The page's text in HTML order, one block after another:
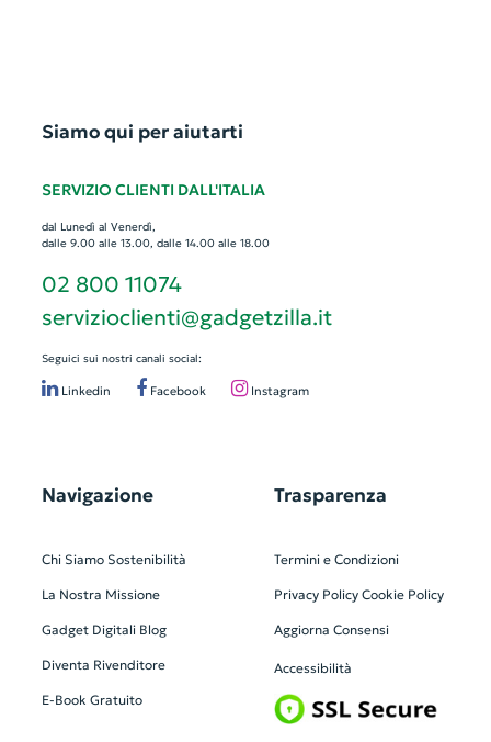
Siamo qui per aiutarti
SERVIZIO CLIENTI DALL'ITALIA
dal Lunedì al Venerdì,
dalle 9.00 alle 13.00, dalle 14.00 alle 18.00
02 800 11074
servizioclienti@gadgetzilla.it
Seguici sui nostri canali social:
Linkedin Facebook Instagram
Navigazione
Chi Siamo Sostenibilità
La Nostra Missione
Gadget Digitali Blog
Diventa Rivenditore
E-Book Gratuito
Trasparenza
Termini e Condizioni
Privacy Policy Cookie Policy
Aggiorna Consensi
Accessibilità